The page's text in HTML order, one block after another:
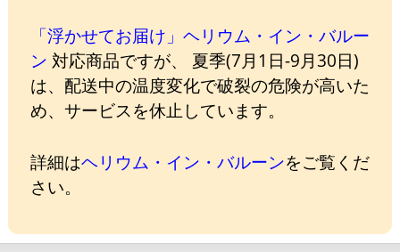
「浮かせてお届け」ヘリウム・イン・バルー
ン 対応商品ですが、 夏季(7月1日-9月30日)
は、配送中の温度変化で破裂の危険が高いた
め、サービスを休止しています。
詳細はヘリウム・イン・バルーンをご覧くだ
さい。